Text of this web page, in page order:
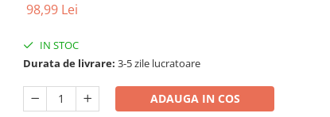
98,99 Lei
IN STOC
Durata de livrare: 3-5 zile lucratoare
ADAUGA IN COS